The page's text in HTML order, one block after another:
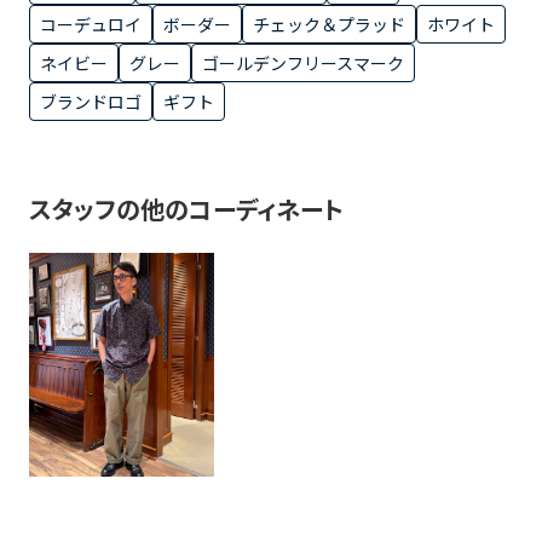
コーデュロイ
ボーダー チェック＆プラッド
ホワイト
ネイビー
グレー
ゴールデンフリースマーク
ブランドロゴ
ギフト
スタッフの他のコーディネート